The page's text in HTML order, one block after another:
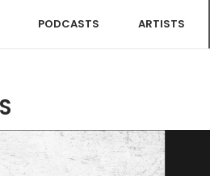
PODCASTS ARTISTS